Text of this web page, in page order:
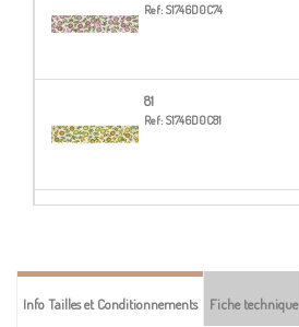
Ref: S1746D0C74
81
Ref: S1746D0C81
83
Info Tailles et Conditionnements Fiche technique